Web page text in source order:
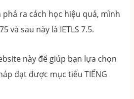
ra cách học hiệu quả, mình
và sau này là IETLS 7.5.
này để giúp bạn lựa chọn
đạt được mục tiêu TIẾNG